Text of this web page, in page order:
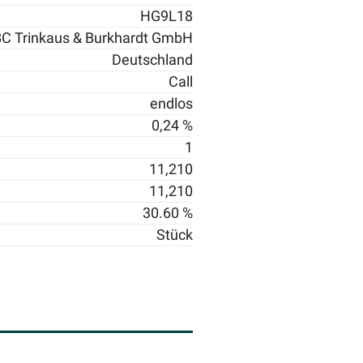
HG9L18
Trinkaus & Burkhardt GmbH
Deutschland
Call
endlos
0,24 %
1
11,210
11,210
30.60 %
Stück